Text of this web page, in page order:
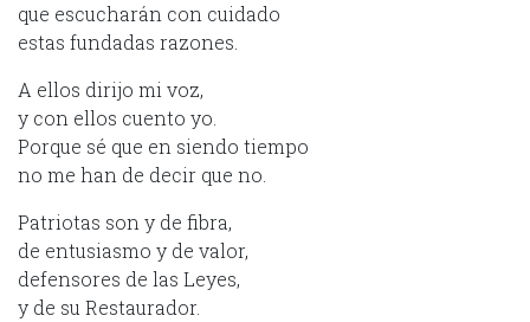
que escucharán con cuidado
estas fundadas razones.
A ellos dirijo mi voz,
y con ellos cuento yo.
Porque sé que en siendo tiempo
no me han de decir que no.
Patriotas son y de fibra,
de entusiasmo y de valor,
defensores de las Leyes,
y de su Restaurador.